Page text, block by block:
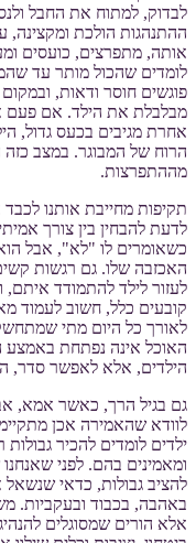
לבדוק, למתוח את החבל
ההתנהגות הולכת ומקצינה,
אותה, מתפרצים, כועסים
לומדים שהכול מותר עד
פוגשים חוסר ודאות,
מבלבלת את הילד. אם פעם
אחרת מגיבים בכעס גדול,
הרוח של המבוגר. במצב
מההתפרצות.
תקיפות מחייבת אותנו
לדעת להבחין בין צורך
כשאומרים לו "לא", אבל
האכזבה שלו. גם רגשות
לעזור לילד להתמודד
קובעים כלל, חשוב לעמוד
לאורך כל היום מתי
האוכל אינה נפתחת באמצע
הילדים, אלא לאפשר סדר,
גם בגיל הרך, כאשר אמא,
לוודא שהאמירה אכן
ילדים לומדים להכיר
ומאמינים בהם. לפני
להציב גבולות, כדאי
באהבה, בכבוד ובעקביות.
אלא הורים שמסוגלים